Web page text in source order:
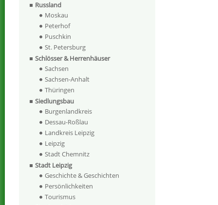
Russland
Moskau
Peterhof
Puschkin
St. Petersburg
Schlösser & Herrenhäuser
Sachsen
Sachsen-Anhalt
Thüringen
Siedlungsbau
Burgenlandkreis
Dessau-Roßlau
Landkreis Leipzig
Leipzig
Stadt Chemnitz
Stadt Leipzig
Geschichte & Geschichten
Persönlichkeiten
Tourismus